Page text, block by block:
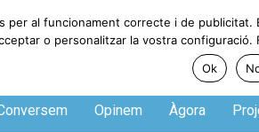
Opinem Àgora
per al funcionament correcte i de
o personalitzar la vostra configuració.
Ok